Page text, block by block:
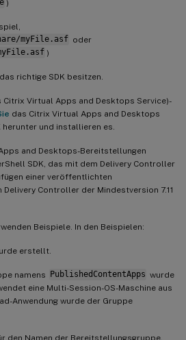
)
myFile.asf oder
)
richtige SDK besitzen.
Citrix Virtual Apps and Desktops Service)-
das Citrix Virtual Apps and Desktops
herunter und installieren es.
and Desktops-Bereitstellungen
SDK, das mit dem Delivery Controller
einer veröffentlichten
Controller der Mindestversion 7.11
Beispiele. In den Beispielen:
erstellt.
namens PublishedContentApps wurde
eine Multi-Session-OS-Maschine aus
Anwendung wurde der Gruppe
den Namen der Bereitstellungsgruppe,